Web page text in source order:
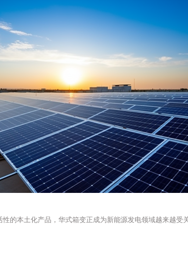
本土化产品，华式箱变正成为新能源发电领域越来越受